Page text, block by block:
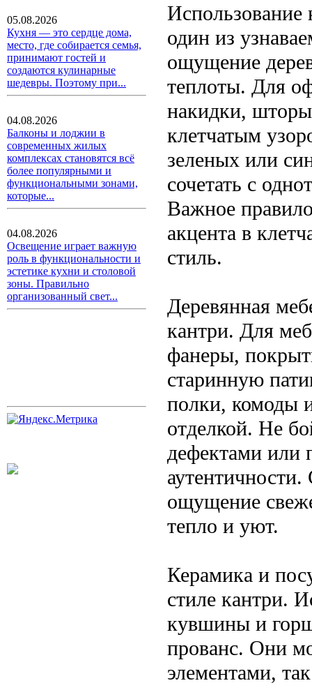
05.08.2026
Кухня — это сердце дома,
место, где собирается семья,
принимают гостей и
создаются кулинарные
шедевры. Поэтому при...
04.08.2026
Балконы и лоджии в
современных жилых
комплексах становятся всё
более популярными и
функциональными зонами,
которые...
04.08.2026
Освещение играет важную
роль в функциональности и
эстетике кухни и столовой
зоны. Правильно
организованный свет...
Использование
один из
ощущение
теплоты. Для
накидки,
клетчатым
зеленых или
сочетать с
Важное
акцента в
стиль.
Деревянная
кантри. Для
фанеры,
старинную
полки, комоды
отделкой. Не
дефектами или
ощущение
тепло и уют.
Керамика и
стиле кантри.
кувшины и
прованс. Они
элементами,